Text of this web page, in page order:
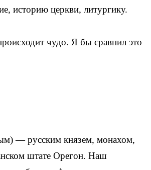
историю церкви, литургику.
чудо. Я бы сравнил это
— русским князем, монахом,
штате Орегон. Наш